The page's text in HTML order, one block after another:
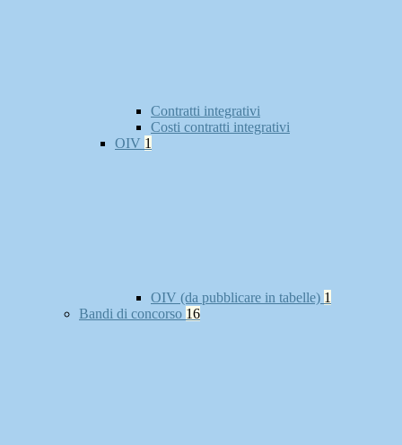
Contratti integrativi
Costi contratti integrativi
OIV 1
OIV (da pubblicare in tabelle) 1
Bandi di concorso 16